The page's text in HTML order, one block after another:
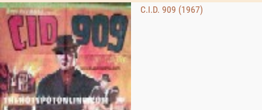
C.I.D. 909 (1967)